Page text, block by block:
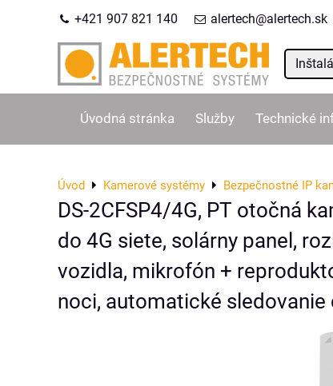
+421 907 821 140 alertech@alertech.sk
Úvodná stránka Služby Technické
Úvod Kamerové systémy Bezpečnostné IP
DS-2CFSP4/4G, PT otočná
do 4G siete, solárny panel,
vozidla, mikrofón +
noci, automatické sledovanie